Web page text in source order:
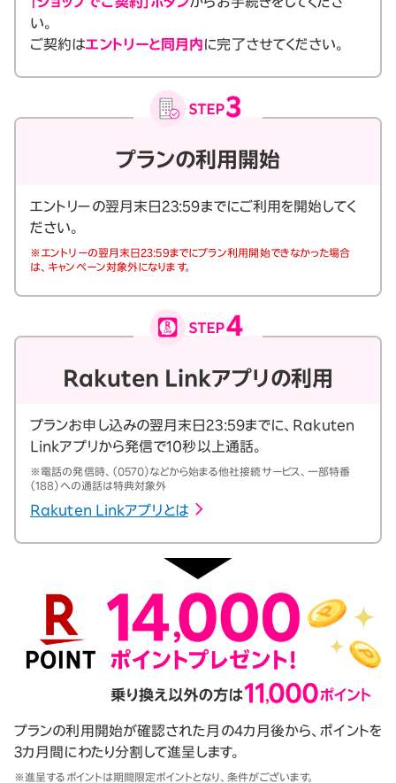
い。
ご契約はエントリーと同月内に完了させてください。
プランの利用開始
エントリーの翌月末日23:59までにご利用を開始してく
ださい。
※エントリーの翌月末日23:59までにプラン利用開始できなかった場合
は、キャンペーン対象外になります。
Rakuten Linkアプリの利用
プランお申し込みの翌月末日23:59までに、Rakuten
Linkアプリから発信で10秒以上通話。
※電話の発信時、（0570）などから始まる他社接続サービス、一部特番
（188）への通話は特典対象外
Rakuten Linkアプリとは
プランの利用開始が確認された月の4カ月後から、ポイントを
3カ月間にわたり分割して進呈します。
※進呈するポイントは期間限定ポイントとなり、条件がございます。